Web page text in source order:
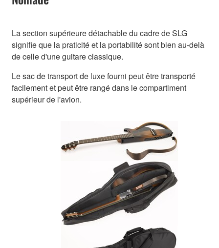
La section supérieure détachable du cadre de SLG
signifie que la praticité et la portabilité sont bien au-delà
de celle d'une guitare classique.
Le sac de transport de luxe fourni peut être transporté
facilement et peut être rangé dans le compartiment
supérieur de l'avion.